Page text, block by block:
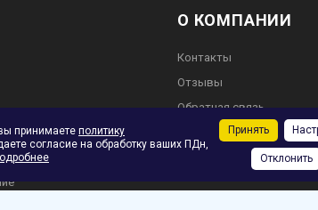
О КОМПАНИИ
Контакты
Отзывы
Обратная связь
принимаете политику
согласие на обработку ваших ПДн,
Принять
Отклонить